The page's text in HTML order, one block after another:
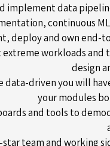
implement data
continuous
deploy and own end-
workloads and
design
data-driven you will
your modules
and tools to
team and working